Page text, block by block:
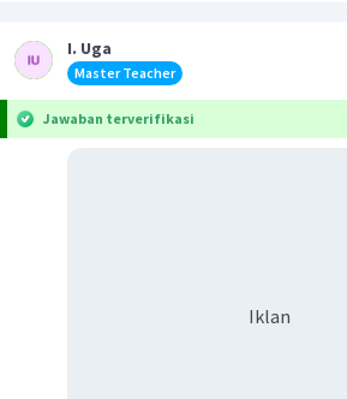
I. Uga
Master Teacher
Jawaban terverifikasi
Iklan